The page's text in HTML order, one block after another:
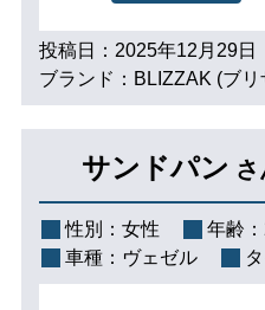
投稿日：2025年12月29日
ブランド：BLIZZAK (ブ
サンドパン
性別： 女性 年齢：
車種： ヴェゼル